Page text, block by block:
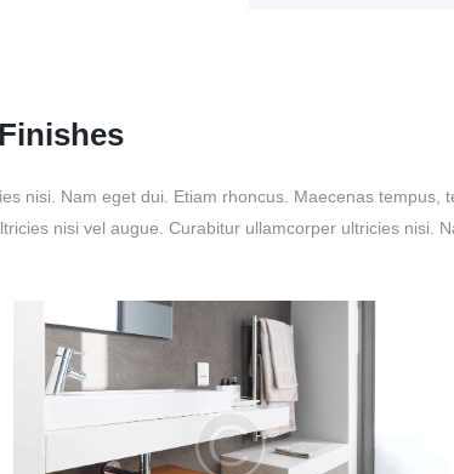
nisi. Nam eget dui. Etiam rhoncus. Maecenas
nisi vel augue. Curabitur ullamcorper ultricies nisi.